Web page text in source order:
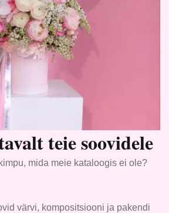
teie soovidele
mida meie kataloogis ei ole?
värvi, kompositsiooni ja pakendi